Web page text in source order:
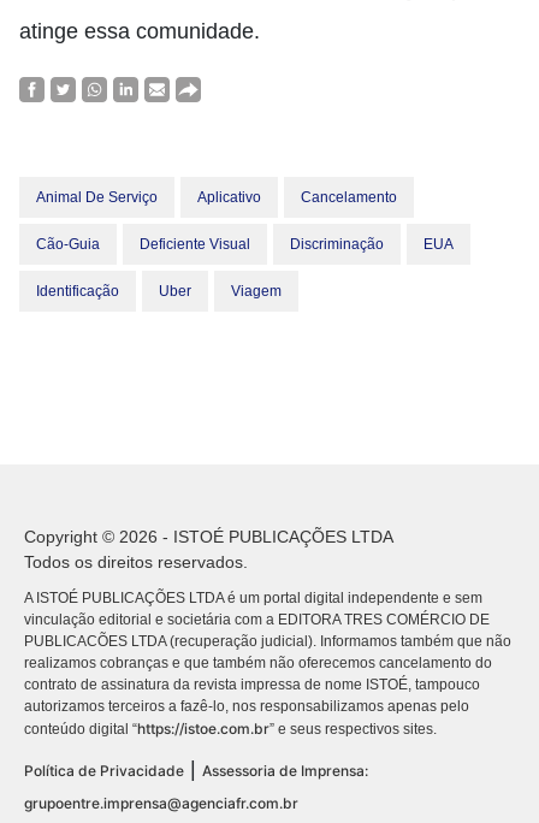
atinge essa comunidade.
Animal De Serviço Aplicativo Cancelamento
Cão-Guia Deficiente Visual Discriminação EUA
Identificação Uber Viagem
Copyright © 2026 - ISTOÉ PUBLICAÇÕES LTDA
Todos os direitos reservados.
A ISTOÉ PUBLICAÇÕES LTDA é um portal digital independente e sem
vinculação editorial e societária com a EDITORA TRES COMÉRCIO DE
PUBLICACÕES LTDA (recuperação judicial). Informamos também que não
realizamos cobranças e que também não oferecemos cancelamento do
contrato de assinatura da revista impressa de nome ISTOÉ, tampouco
autorizamos terceiros a fazê-lo, nos responsabilizamos apenas pelo
conteúdo digital “https://istoe.com.br” e seus respectivos sites.
Política de Privacidade
Assessoria de Imprensa:
grupoentre.imprensa@agenciafr.com.br